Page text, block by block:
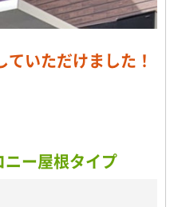
いただけました！
ー屋根タイプ